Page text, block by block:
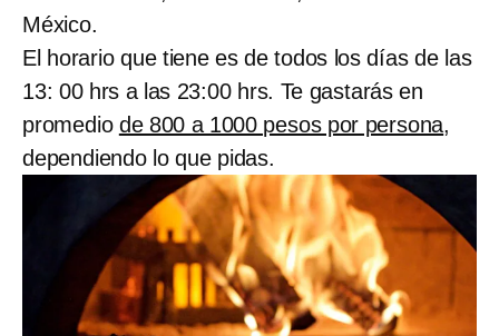
México.
El horario que tiene es de todos los días de las
13: 00 hrs a las 23:00 hrs. Te gastarás en
promedio de 800 a 1000 pesos por persona,
dependiendo lo que pidas.